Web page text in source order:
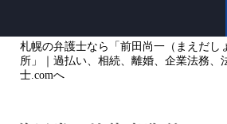
札幌の弁護士なら「前田尚一（まえだし
所」｜過払い、相続、離婚、企業法務、
士.comへ